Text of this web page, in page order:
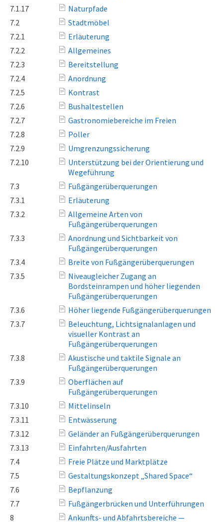
7.1.17
Naturpfade
7.2
Stadtmöbel
7.2.1
Erläuterung
7.2.2
Allgemeines
7.2.3
Bereitstellung
7.2.4
Anordnung
7.2.5
Kontrast
7.2.6
Bushaltestellen
7.2.7
Gastronomiebereiche im Freien
7.2.8
Poller
7.2.9
Umgrenzungssicherung
7.2.10
Unterstützung bei der Orientierung und
Wegeführung
7.3
Fußgängerüberquerungen
7.3.1
Erläuterung
7.3.2
Allgemeine Arten von
Fußgängerüberquerungen
7.3.3
Anordnung und Sichtbarkeit von
Fußgängerüberquerungen
7.3.4
Breite von Fußgängerüberquerungen
7.3.5
Niveaugleicher Zugang an
Bordsteinrampen und höher liegenden
Fußgängerüberquerungen
7.3.6
Höher liegende Fußgängerüberquerungen
7.3.7
Beleuchtung, Lichtsignalanlagen und
visueller Kontrast an
Fußgängerüberquerungen
7.3.8
Akustische und taktile Signale an
Fußgängerüberquerungen
7.3.9
Oberflächen auf
Fußgängerüberquerungen
7.3.10
Mittelinseln
7.3.11
Entwässerung
7.3.12
Geländer an Fußgängerüberquerungen
7.3.13
Einfahrten/Ausfahrten
7.4
Freie Plätze und Marktplätze
7.5
Gestaltungskonzept „Shared Space“
7.6
Bepflanzung
7.7
Fußgängerbrücken und Unterführungen
8
Ankunfts- und Abfahrtsbereiche —